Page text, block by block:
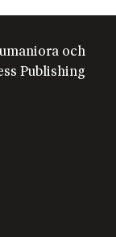
och
Publishing